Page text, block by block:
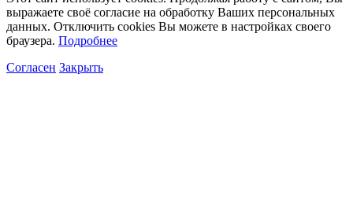
выражаете своё согласие на обработку Ваших персональных
данных. Отключить cookies Вы можете в настройках своего
браузера. Подробнее
Согласен Закрыть